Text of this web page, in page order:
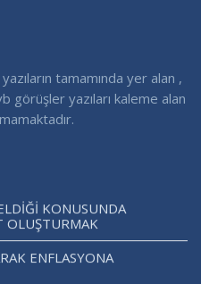
tamamında yer alan ,
görüşler yazıları kaleme alan
KONUSUNDA
OLUŞTURMAK
ENFLASYONA